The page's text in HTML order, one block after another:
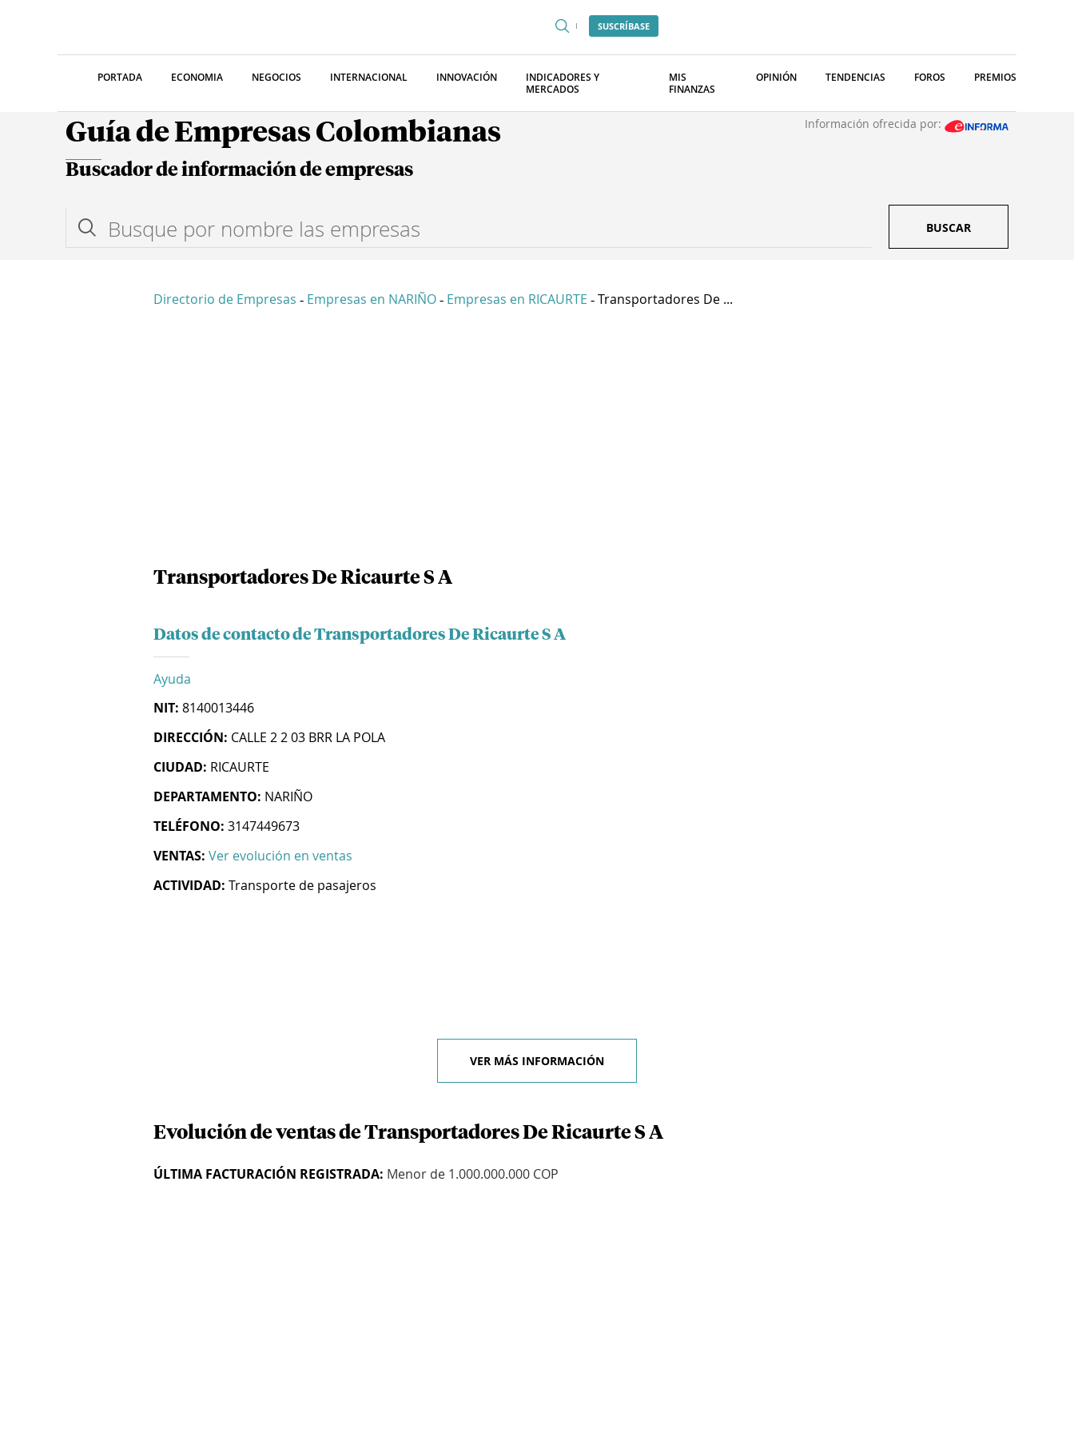
SUSCRÍBASE
PORTADA ECONOMIA NEGOCIOS INTERNACIONAL INNOVACIÓN
INDICADORES Y
MERCADOS
MIS
FINANZAS
OPINIÓN TENDENCIAS FOROS PREMIOS
Guía de Empresas Colombianas Información ofrecida por:
Buscador de información de empresas
BUSCAR
Directorio de Empresas - Empresas en NARIÑO - Empresas en RICAURTE - Transportadores De ...
Transportadores De Ricaurte S A
Datos de contacto de Transportadores De Ricaurte S A
Ayuda
NIT: 8140013446
DIRECCIÓN: CALLE 2 2 03 BRR LA POLA
CIUDAD: RICAURTE
DEPARTAMENTO: NARIÑO
TELÉFONO: 3147449673
VENTAS: Ver evolución en ventas
ACTIVIDAD: Transporte de pasajeros
VER MÁS INFORMACIÓN
Evolución de ventas de Transportadores De Ricaurte S A
ÚLTIMA FACTURACIÓN REGISTRADA: Menor de 1.000.000.000 COP